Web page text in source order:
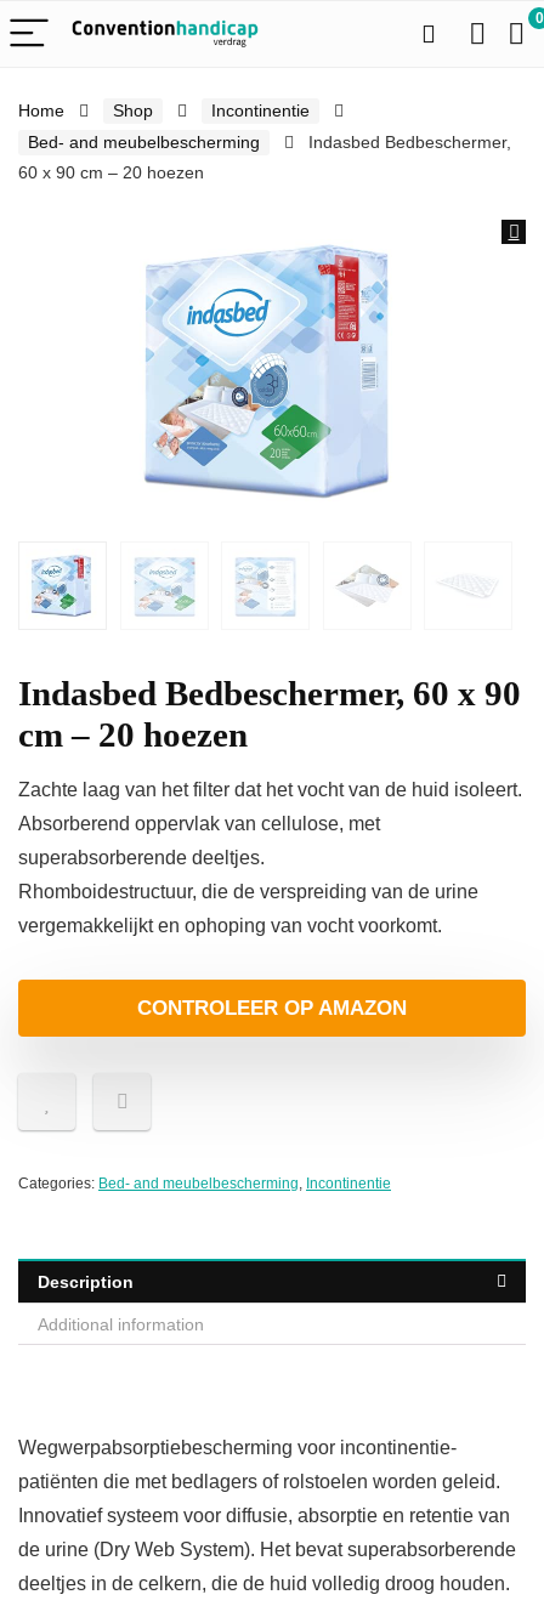
0
Home Shop
Incontinentie
Bed- and meubelbescherming
Indasbed Bedbeschermer,
60 x 90 cm – 20 hoezen
Indasbed Bedbeschermer, 60 x 90
cm – 20 hoezen
Zachte laag van het filter dat het vocht van de huid isoleert.
Absorberend oppervlak van cellulose, met
superabsorberende deeltjes.
Rhomboidestructuur, die de verspreiding van de urine
vergemakkelijkt en ophoping van vocht voorkomt.
CONTROLEER OP AMAZON
Categories: Bed- and meubelbescherming, Incontinentie
Description
Additional information
Wegwerpabsorptiebescherming voor incontinentie-
patiënten die met bedlagers of rolstoelen worden geleid.
Innovatief systeem voor diffusie, absorptie en retentie van
de urine (Dry Web System). Het bevat superabsorberende
deeltjes in de celkern, die de huid volledig droog houden.